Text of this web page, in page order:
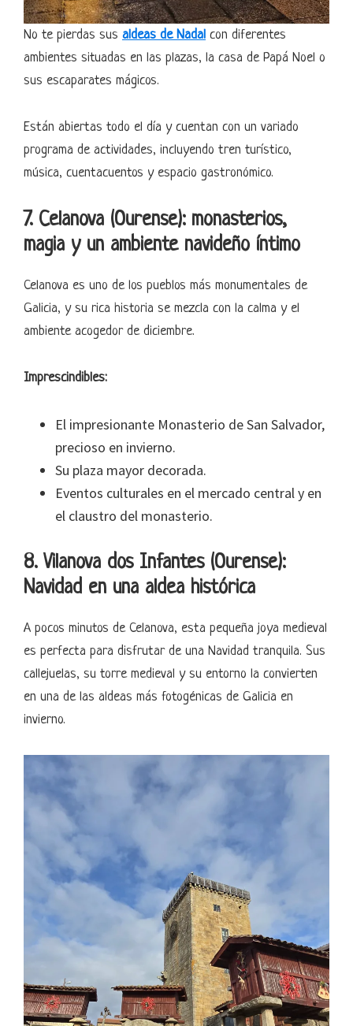
No te pierdas sus aldeas de Nadal con diferentes
ambientes situadas en las plazas, la casa de Papá Noel o
sus escaparates mágicos.
Están abiertas todo el día y cuentan con un variado
programa de actividades, incluyendo tren turístico,
música, cuentacuentos y espacio gastronómico.
7. Celanova (Ourense): monasterios,
magia y un ambiente navideño íntimo
Celanova es uno de los pueblos más monumentales de
Galicia, y su rica historia se mezcla con la calma y el
ambiente acogedor de diciembre.
Imprescindibles:
El impresionante Monasterio de San Salvador,
precioso en invierno.
Su plaza mayor decorada.
Eventos culturales en el mercado central y en
el claustro del monasterio.
8. Vilanova dos Infantes (Ourense):
Navidad en una aldea histórica
A pocos minutos de Celanova, esta pequeña joya medieval
es perfecta para disfrutar de una Navidad tranquila. Sus
callejuelas, su torre medieval y su entorno la convierten
en una de las aldeas más fotogénicas de Galicia en
invierno.